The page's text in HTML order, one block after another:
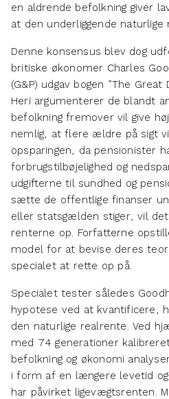
en aldrende befolkning giver
at den underliggende
Denne konsensus blev dog
britiske økonomer Charles
(G&P) udgav bogen ”The Great
Heri argumenterer de blandt
befolkning fremover vil give
nemlig, at flere ældre på sigt
opsparingen, da pensionister
forbrugstilbøjelighed og
udgifterne til sundhed og
sætte de offentlige finanser
eller statsgælden stiger, vil
renterne op. Forfatterne
model for at bevise deres
specialet at rette op på.
Specialet tester således
hypotese ved at kvantificere,
den naturlige realrente. Ved
med 74 generationer
befolkning og økonomi
i form af en længere levetid
har påvirket ligevægtsrenten.